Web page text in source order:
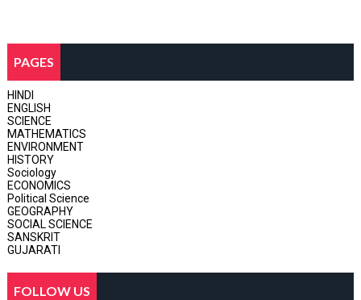
PAGES
HINDI
ENGLISH
SCIENCE
MATHEMATICS
ENVIRONMENT
HISTORY
Sociology
ECONOMICS
Political Science
GEOGRAPHY
SOCIAL SCIENCE
SANSKRIT
GUJARATI
FOLLOW US